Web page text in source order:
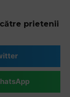
prietenii